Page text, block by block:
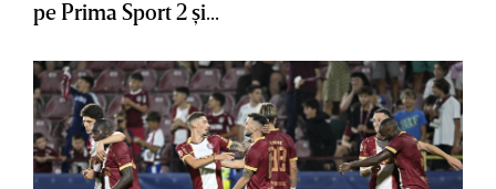
pe Prima Sport 2 şi...